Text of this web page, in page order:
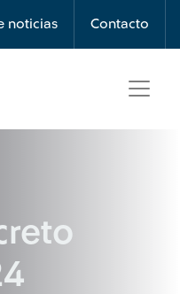
noticias Contacto